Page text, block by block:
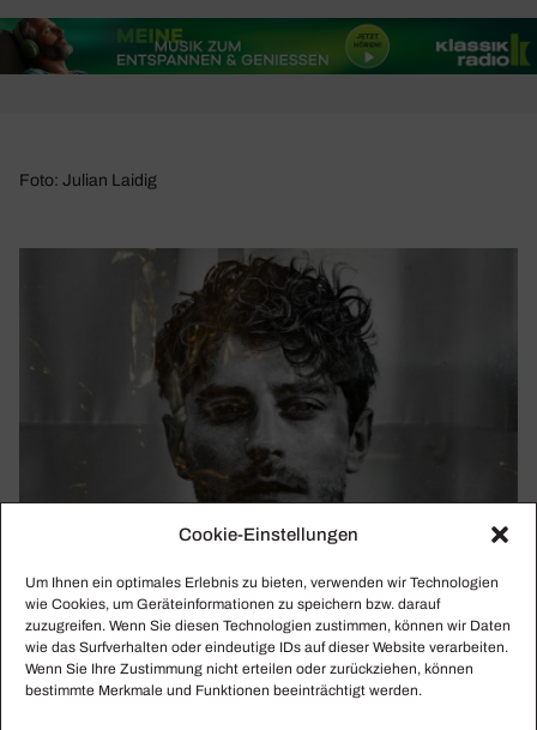
Cookie-Einstellungen
Um Ihnen ein optimales Erlebnis zu bieten, verwenden wir Technologien
wie Cookies, um Geräteinformationen zu speichern bzw. darauf
zuzugreifen. Wenn Sie diesen Technologien zustimmen, können wir Daten
wie das Surfverhalten oder eindeutige IDs auf dieser Website verarbeiten.
Wenn Sie Ihre Zustimmung nicht erteilen oder zurückziehen, können
bestimmte Merkmale und Funktionen beeinträchtigt werden.
Foto: Julian Laidig